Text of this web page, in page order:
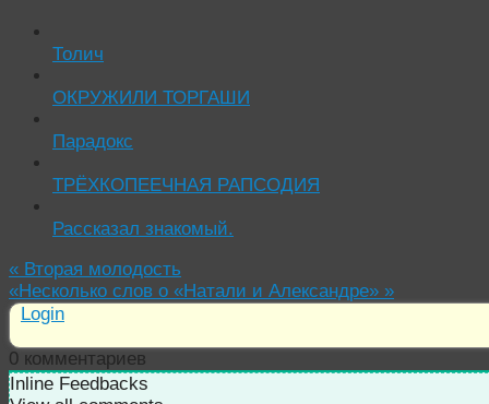
Толич
ОКРУЖИЛИ ТОРГАШИ
Парадокс
ТРЁХКОПЕЕЧНАЯ РАПСОДИЯ
Рассказал знакомый.
« Вторая молодость
«Несколько слов о «Натали и Александре» »
Login
0 комментариев
Inline Feedbacks